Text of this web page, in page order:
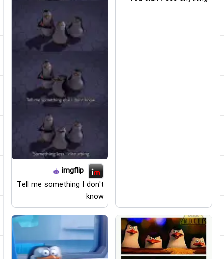
imgflip
Tell me something I don't
know